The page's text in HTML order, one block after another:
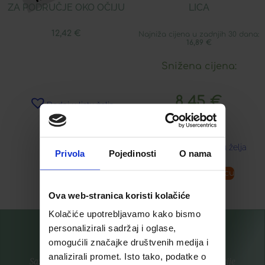
Privola Pojedinosti O nama
Ova web-stranica koristi kolačiće
Kolačiće upotrebljavamo kako bismo
personalizirali sadržaj i oglase,
omogućili značajke društvenih medija i
analizirali promet. Isto tako, podatke o
ZA PODRUČJE OKO OČIJU
12,42 €
Dodaj u listu želja
Pročitaj više
LICA
Najniža cijena u zadnjih 30 dana:
16,89 €
Snižena cijena:
8,45€
Dodaj u listu želja
Dodaj u košaricu
Saznajte prvi za nove proizvode i ekskluzivne promocije